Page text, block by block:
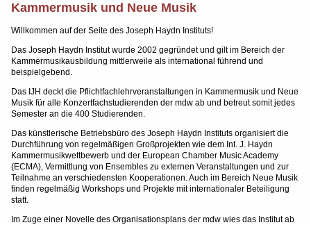
Kammermusik und Neue Musik
Willkommen auf der Seite des Joseph Haydn Instituts!
Das Joseph Haydn Institut wurde 2002 gegründet und gilt im Bereich der
Kammermusikausbildung mittlerweile als international führend und
beispielgebend.
Das IJH deckt die Pflichtfachlehrveranstaltungen in Kammermusik und Neue
Musik für alle Konzertfachstudierenden der mdw ab und betreut somit jedes
Semester an die 400 Studierenden.
Das künstlerische Betriebsbüro des Joseph Haydn Instituts organisiert die
Durchführung von regelmäßigen Großprojekten wie dem Int. J. Haydn
Kammermusikwettbewerb und der European Chamber Music Academy
(ECMA), Vermittlung von Ensembles zu externen Veranstaltungen und zur
Teilnahme an verschiedensten Kooperationen. Auch im Bereich Neue Musik
finden regelmäßig Workshops und Projekte mit internationaler Beteiligung
statt.
Im Zuge einer Novelle des Organisationsplans der mdw wies das Institut ab